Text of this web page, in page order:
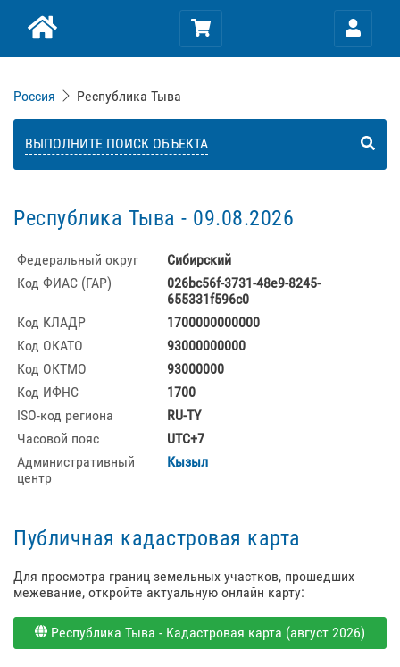
Россия Республика Тыва
ВЫПОЛНИТЕ ПОИСК ОБЪЕКТА
Республика Тыва - 09.08.2026
Федеральный округ
Сибирский
Код ФИАС (ГАР)
026bc56f-3731-48e9-8245-
655331f596c0
Код КЛАДР
1700000000000
Код ОКАТО
93000000000
Код ОКТМО
93000000
Код ИФНС
1700
ISO-код региона
RU-TY
Часовой пояс
UTC+7
Административный
центр
Кызыл
Публичная кадастровая карта
Для просмотра границ земельных участков, прошедших
межевание, откройте актуальную онлайн карту:
Республика Тыва - Кадастровая карта (август 2026)